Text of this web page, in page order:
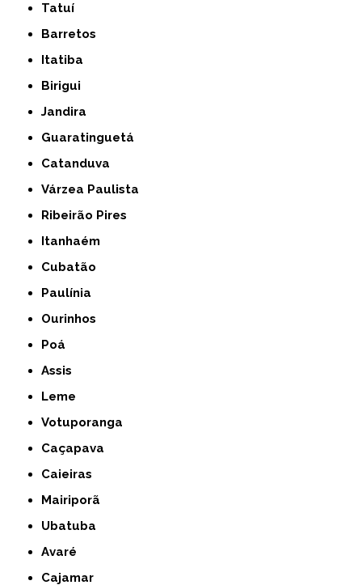
Tatuí
Barretos
Itatiba
Birigui
Jandira
Guaratinguetá
Catanduva
Várzea Paulista
Ribeirão Pires
Itanhaém
Cubatão
Paulínia
Ourinhos
Poá
Assis
Leme
Votuporanga
Caçapava
Caieiras
Mairiporã
Ubatuba
Avaré
Cajamar